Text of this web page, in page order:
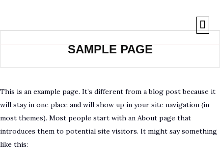
SAMPLE PAGE
This is an example page. It’s different from a blog post because it
will stay in one place and will show up in your site navigation (in
most themes). Most people start with an About page that
introduces them to potential site visitors. It might say something
like this: